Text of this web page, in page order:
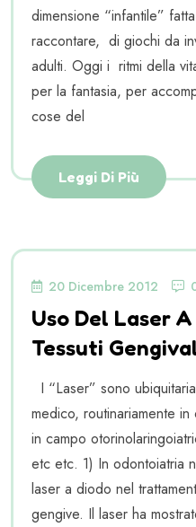
dimensione “infantile”
raccontare, di giochi da
adulti. Oggi i ritmi della
per la fantasia, per
cose del
Leggi Di Più
20 Dicembre 2012
Uso Del Laser
Tessuti
I “Laser” sono
medico, routinariamente
in campo
etc etc. 1) In odontoiatria
laser a diodo nel
gengive. Il laser ha